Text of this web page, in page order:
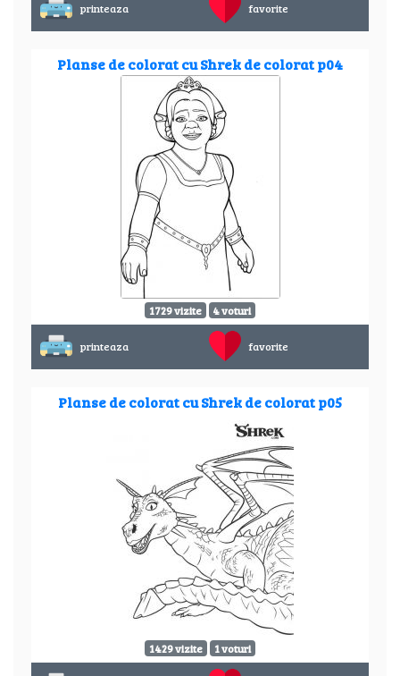
printeaza favorite
Planse de colorat cu Shrek de colorat p04
1729 vizite 4 voturi
printeaza favorite
Planse de colorat cu Shrek de colorat p05
1429 vizite 1 voturi